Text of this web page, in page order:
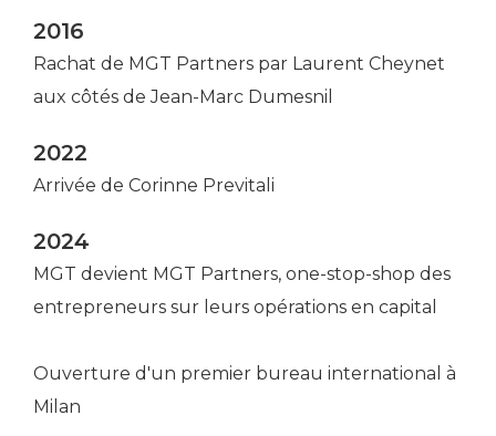
2016
Rachat de MGT Partners par Laurent Cheynet
aux côtés de Jean-Marc Dumesnil
2022
Arrivée de Corinne Previtali
2024
MGT devient MGT Partners, one-stop-shop des
entrepreneurs sur leurs opérations en capital
Ouverture d'un premier bureau international à
Milan